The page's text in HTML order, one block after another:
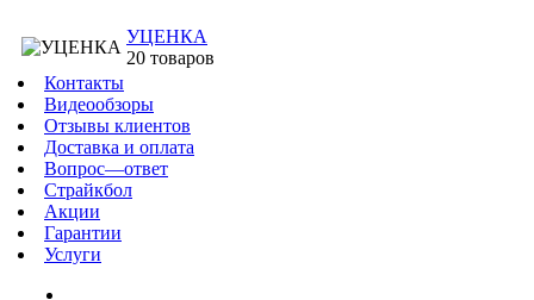
УЦЕНКА
20 товаров
Контакты
Видеообзоры
Отзывы клиентов
Доставка и оплата
Вопрос—ответ
Страйкбол
Акции
Гарантии
Услуги